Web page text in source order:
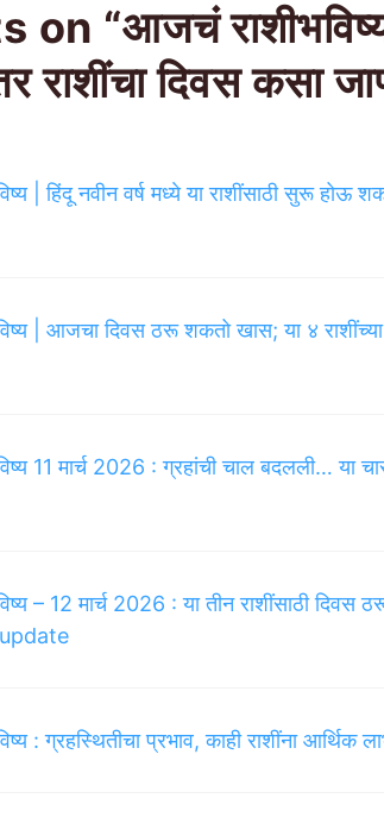
“आजचं
राशींचा दिवस कसा
| हिंदू नवीन वर्ष मध्ये या राशींसाठी सुरू होऊ
| आजचा दिवस ठरू शकतो खास; या ४
11 मार्च 2026 : ग्रहांची चाल बदलली… या
– 12 मार्च 2026 : या तीन राशींसाठी
: ग्रहस्थितीचा प्रभाव, काही राशींना आर्थिक